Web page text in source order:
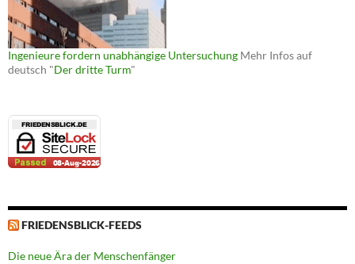
Ingenieure fordern unabhängige Untersuchung Mehr Infos auf
deutsch "Der dritte Turm"
FRIEDENSBLICK-FEEDS
Die neue Ära der Menschenfänger